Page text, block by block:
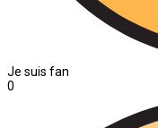
Je suis fan
0